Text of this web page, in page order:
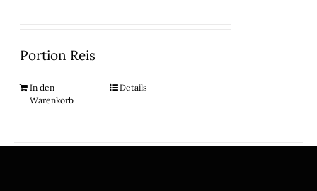
Portion Reis
In den
Warenkorb
Details